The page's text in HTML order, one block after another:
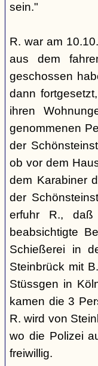
sein."
R. war am
aus dem
geschossen
dann
ihren
genommenen
der
ob vor dem
dem Karabiner
der
erfuhr R.,
beabsichtigte
Schießerei in
Steinbrück mit
Stüssgen in
kamen die 3
R. wird von
wo die Polizei
freiwillig.